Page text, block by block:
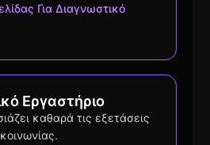
Για Διαγνωστικό
Εργαστήριο
καθαρά τις εξετάσεις